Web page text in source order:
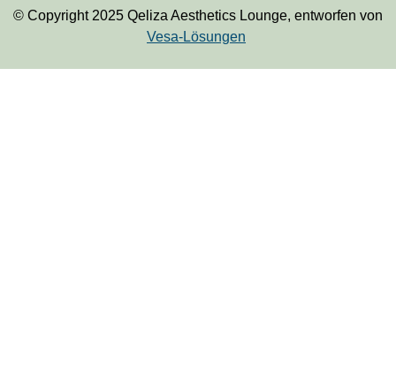
© Copyright 2025 Qeliza Aesthetics Lounge, entworfen von
Vesa-Lösungen